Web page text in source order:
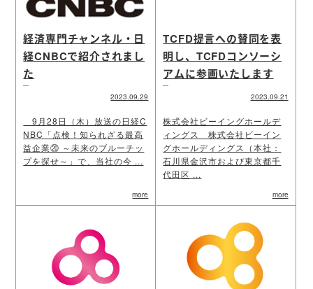
経済専門チャンネル・日
経CNBCで紹介されまし
た
2023.09.29
9月28日（木）放送の日経C
NBC「点検！知られざる最高
益企業⑳ ～未来のブルーチッ
プを探せ～」で、当社の今 ...
more
TCFD提言への賛同を表
明し、TCFDコンソーシ
アムに参画いたします
2023.09.21
株式会社ビーイングホールデ
ィングス 株式会社ビーイン
グホールディングス（本社：
石川県金沢市および東京都千
代田区 ...
more